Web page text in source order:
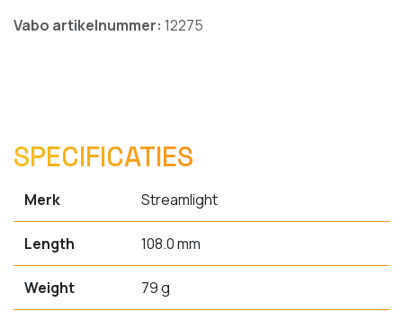
Vabo artikelnummer: 12275
SPECIFICATIES
Merk Streamlight
Length 108.0 mm
Weight 79 g